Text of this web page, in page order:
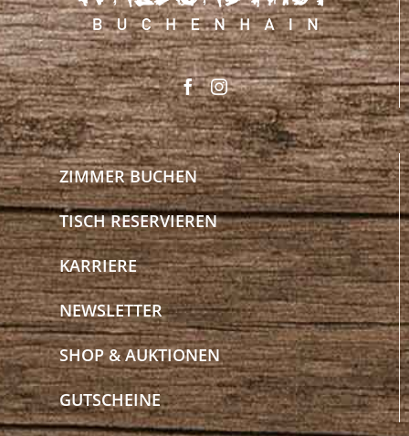
ZIMMER BUCHEN
TISCH RESERVIEREN
KARRIERE
NEWSLETTER
SHOP & AUKTIONEN
GUTSCHEINE